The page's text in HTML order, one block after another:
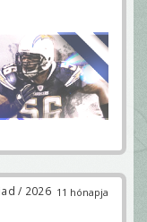
11 hónapja
/ 2026